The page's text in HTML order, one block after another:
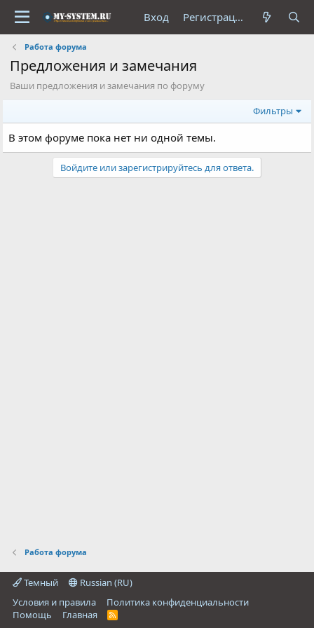
Вход Регистрация
Работа форума
Предложения и замечания
Ваши предложения и замечания по форуму
Фильтры
В этом форуме пока нет ни одной темы.
Войдите или зарегистрируйтесь для ответа.
Работа форума
Темный
Russian (RU)
Условия и правила
Политика конфиденциальности
Помощь
Главная
R